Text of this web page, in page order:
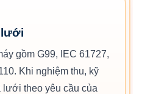
lưới
gồm G99, IEC 61727,
Khi nghiệm thu, kỹ
lưới theo yêu cầu của